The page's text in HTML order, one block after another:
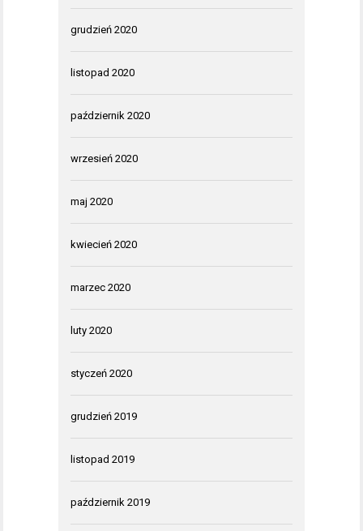
grudzień 2020
listopad 2020
październik 2020
wrzesień 2020
maj 2020
kwiecień 2020
marzec 2020
luty 2020
styczeń 2020
grudzień 2019
listopad 2019
październik 2019